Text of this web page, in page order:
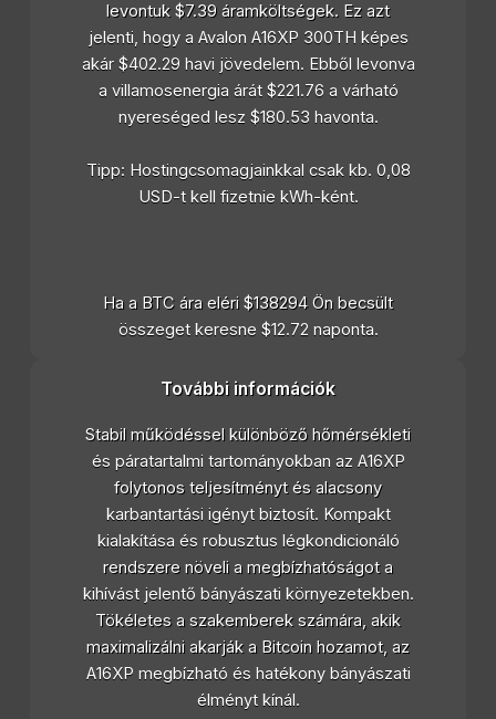
levontuk $7.39 áramköltségek. Ez azt
jelenti, hogy a Avalon A16XP 300TH képes
akár $402.29 havi jövedelem. Ebből levonva
a villamosenergia árát $221.76 a várható
nyereséged lesz $180.53 havonta.
Tipp: Hostingcsomagjainkkal csak kb. 0,08
USD-t kell fizetnie kWh-ként.
Ha a BTC ára eléri $138294 Ön becsült
összeget keresne $12.72 naponta.
További információk
Stabil működéssel különböző hőmérsékleti
és páratartalmi tartományokban az A16XP
folytonos teljesítményt és alacsony
karbantartási igényt biztosít. Kompakt
kialakítása és robusztus légkondicionáló
rendszere növeli a megbízhatóságot a
kihívást jelentő bányászati környezetekben.
Tökéletes a szakemberek számára, akik
maximalizálni akarják a Bitcoin hozamot, az
A16XP megbízható és hatékony bányászati
élményt kínál.